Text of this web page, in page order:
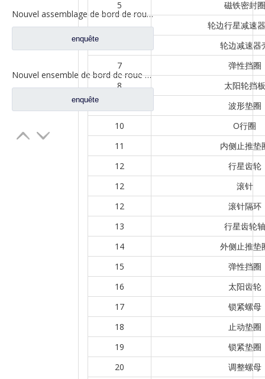
Nouvel assemblage de bord de roue AC16 pour pièces de camion automatique Sinotruk HOWO AZ9981340370
enquête
Nouvel ensemble de bord de roue AC16 pour pièces de camion automatique Sinotruk HOWO AZ7129340070
enquête
5
磁铁密封圈
轮边行星减速
轮边减速器
7
弹性挡圈
8
太阳轮挡板
波形垫圈
10
O行圈
11
内侧止推垫
12
行星齿轮
12
滚针
12
滚针隔环
13
行星齿轮轴
14
外侧止推垫
15
弹性挡圈
16
太阳齿轮
17
锁紧螺母
18
止动垫圈
19
锁紧垫圈
20
调整螺母